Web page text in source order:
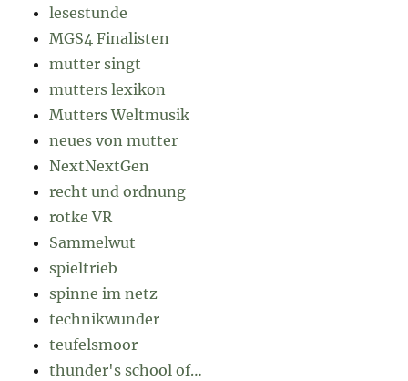
lesestunde
MGS4 Finalisten
mutter singt
mutters lexikon
Mutters Weltmusik
neues von mutter
NextNextGen
recht und ordnung
rotke VR
Sammelwut
spieltrieb
spinne im netz
technikwunder
teufelsmoor
thunder's school of…